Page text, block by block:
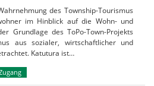
des Township-Tourismus
im Hinblick auf die Wohn- und
Grundlage des ToPo-Town-Projekts
aus sozialer, wirtschaftlicher und
Katutura ist…